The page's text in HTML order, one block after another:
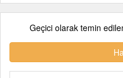
Geçici olarak temin